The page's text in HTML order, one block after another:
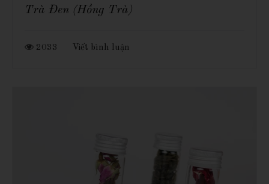
Trà Đen (Hồng Trà)
2033 Viết bình luận